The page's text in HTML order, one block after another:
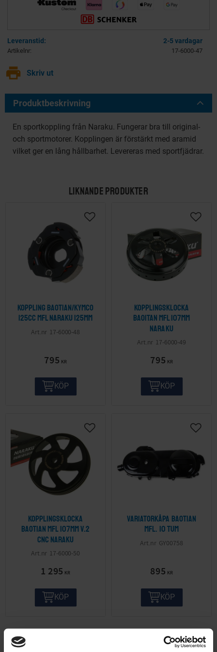
2-5 vardagar
Artikelnr 17-6000-47
print Skriv ut
Produktbeskrivning
En sportkoppling från Naraku. Fungerar bra till original-
och sportmotorer. Kopplingen är förstärkt med aramid
vilket ger en lång hållbarhet. Levereras med sportfjädrar.
LIKNANDE PRODUKTER
Koppling Baotian/Kymco
125cc mfl Naraku 125mm
17-6000-48
795 KR
KÖP
Kopplingsklocka
Baoitan mfl 107mm
Naraku
17-6000-49
795 KR
KÖP
Kopplingsklocka
Baotian mfl 107mm V.2
CNC Naraku
17-6000-50
1 295 KR
KÖP
Variatorkåpa Baotian
mfl. 10 tum
GY00758
895 KR
KÖP